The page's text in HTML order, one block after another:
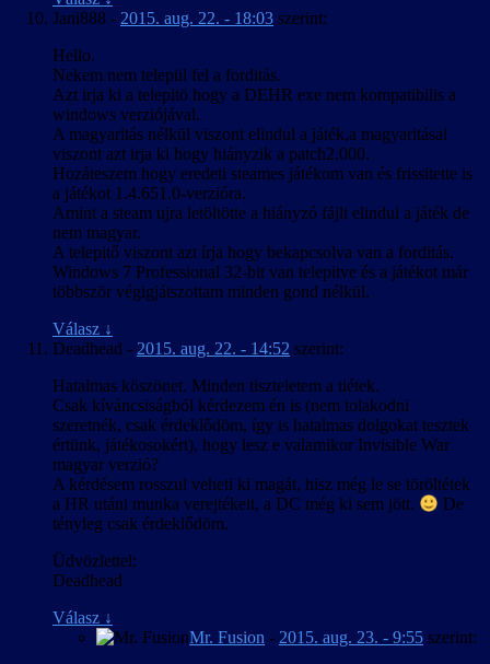
Jani888 - 2015. aug. 22. - 18:03 szerint:
Hello.
Nekem nem települ fel a forditás.
Azt irja ki a telepitö hogy a DEHR exe nem kompatibilis a
windows verziójával.
A magyaritás nélkül viszont elindul a játék,a magyaritásal
viszont azt irja ki hogy hiányzik a patch2.000.
Hozáteszem hogy eredeti steames játékom van és frissitette is
a játékot 1.4.651.0-verzióra.
Amint a steam ujra letöltötte a hiányzó fájlt elindul a játék de
nem magyar.
A telepitő viszont azt írja hogy bekapcsolva van a forditás.
Windows 7 Professional 32-bit van telepitve és a játékot már
többször végigjátszottam minden gond nélkül.
Válasz ↓
Deadhead - 2015. aug. 22. - 14:52 szerint:
Hatalmas köszönet. Minden tiszteletem a tiétek.
Csak kíváncsiságból kérdezem én is (nem tolakodni
szeretnék, csak érdeklődöm, így is hatalmas dolgokat tesztek
értünk, játékosokért), hogy lesz e valamikor Invisible War
magyar verzió?
A kérdésem rosszul veheti ki magát, hisz még le se töröltétek
a HR utáni munka verejtékeit, a DC még ki sem jött.
De
tényleg csak érdeklődöm.
Üdvözlettel:
Deadhead
Válasz ↓
Mr. Fusion - 2015. aug. 23. - 9:55 szerint: